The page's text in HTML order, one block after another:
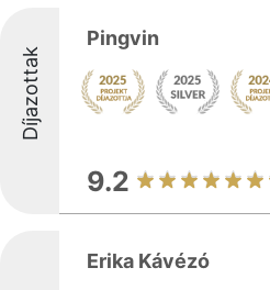
Díjazottak
Pingvin
9.2
Erika Kávézó